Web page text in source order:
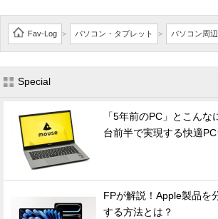
Fav-Log > パソコン・タブレット > パソコン周
Special
「5年前のPC」とこんな
台前半で実現する快適
FPが解説！Apple製品を
する方法とは？